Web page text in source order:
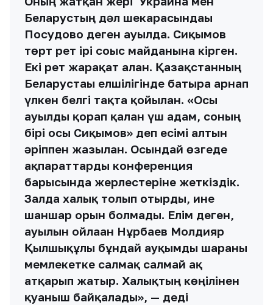
Беларустың дәл шекарасындағы
Посудово деген ауылда. Сиқымов
төрт рет ірі соғыс майданына кірген.
Екі рет жарақат алған. Қазақстанның
Беларустағы елшілігінде батырға арнап
үлкен белгі тақта қойылған. «Осы
ауылды қорғап қалған үш адам, соның
бірі осы Сиқымов» деп есімі алтын
әріппен жазылған. Осындай өзгеде
ақпараттарды конференция
барысында жерлестеріне жеткіздік.
Залда халық толып отырды, ине
шаншар орын болмады. Елім деген,
ауылын ойлаған Нұрбаев Молдияр
Қылшықұлы бұндай ауқымды шараны
мемлекетке салмақ салмай ақ
атқарып жатыр. Халықтың көңілінен
қуаныш байқалады», — деді